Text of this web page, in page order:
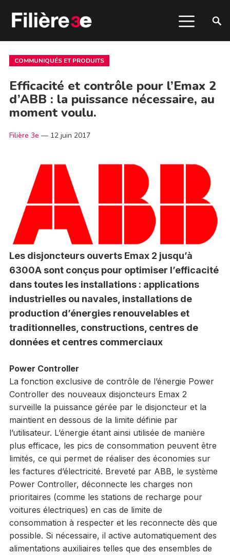
COMMUNIQUÉS ET PRODUITS
Efficacité et contrôle pour l’Emax 2
d’ABB : la puissance nécessaire, au
moment voulu.
Filière 3e — 12 juin 2017
Les disjoncteurs ouverts Emax 2 jusqu’à
6300A sont conçus pour optimiser l’efficacité
dans toutes les installations : applications
industrielles ou navales, installations de
production d’énergies renouvelables et
traditionnelles, constructions, centres de
données et centres commerciaux
Power Controller
La fonction exclusive de contrôle de l’énergie Power
Controller des nouveaux disjoncteurs Emax 2
surveille la puissance gérée par le disjoncteur et la
maintient en dessous de la limite définie par
l’utilisateur. L’énergie étant ainsi utilisée de manière
plus efficace, les pics de consommation peuvent être
limités, ce qui permet de réaliser des économies sur
les factures d’électricité. Breveté par ABB, le système
Power Controller, déconnecte les charges non
prioritaires (comme les stations de recharge pour
voitures électriques) en cas de limite de
consommation à respecter et les reconnecte dès que
possible. Si nécessaire, il active automatiquement des
alimentations auxiliaires telles que des ensembles de